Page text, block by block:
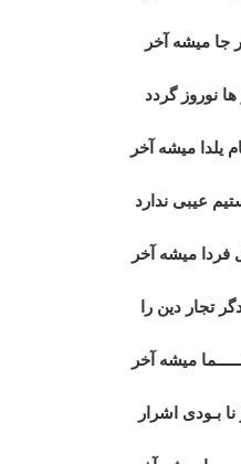
جا میشه آخر
ها نوروز گردد
یلدا میشه آخر
عیبی ندارد
فردا میشه آخر
تجار دین را
میشه آخر
نا بـودی اشرار